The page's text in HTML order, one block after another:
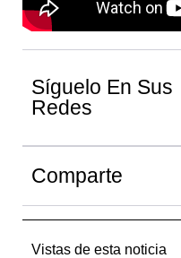
Síguelo En Sus
Redes
Comparte
Vistas de esta noticia